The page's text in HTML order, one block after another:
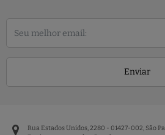
Enviar
Rua Estados Unidos, 2280 - 01427-002, São